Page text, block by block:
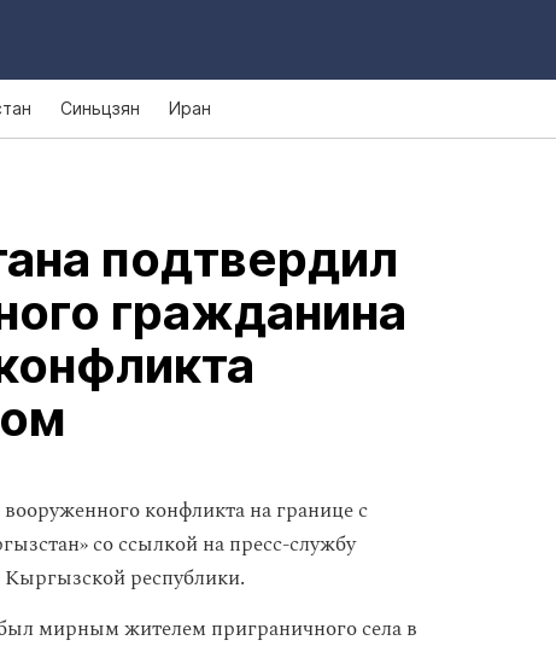
Синьцзян Иран
подтвердил
гражданина
конфликта на границе с
со ссылкой на пресс-службу
республики.
мирным жителем приграничного села в